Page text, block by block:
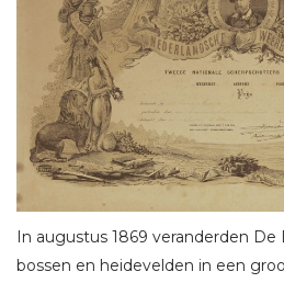
In augustus 1869 veranderden
bossen en heidevelden in een